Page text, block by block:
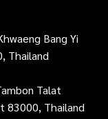
Bang Yi
Thailand
Talat
83000, Thailand